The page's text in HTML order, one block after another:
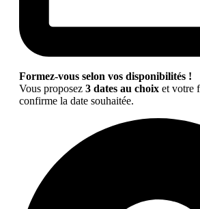
Formez-vous selon vos disponibilités !
Vous proposez 3 dates au choix et votre
confirme la date souhaitée.